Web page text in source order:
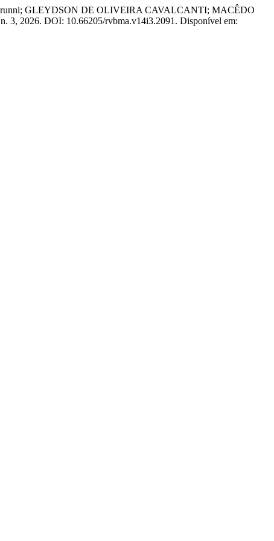
GLEYDSON DE OLIVEIRA CAVALCANTI; MACÊDO
3, 2026. DOI: 10.66205/rvbma.v14i3.2091. Disponível em: